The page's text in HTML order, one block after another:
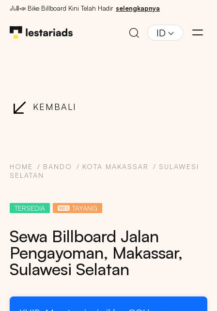
🚴🚦📣 Bike Billboard Kini Telah Hadir selengkapnya
ID
KEMBALI
HOME BANDO KOTA MAKASSAR
SULAWESI
SELATAN
TERSEDIA TAYANG
Sewa Billboard Jalan
Pengayoman, Makassar,
Sulawesi Selatan